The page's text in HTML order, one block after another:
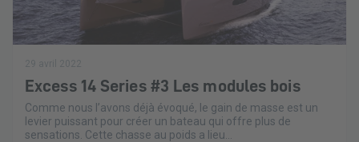
Excess 14 Series #3 Les modules bois
Comme nous l’avons déjà évoqué, le gain de masse est un
levier puissant pour créer un bateau qui offre plus de
sensations. Cette chasse au poids a lieu...